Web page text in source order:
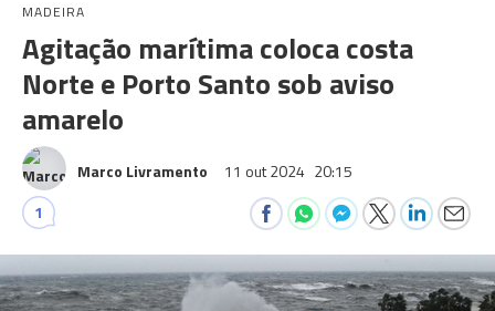
MADEIRA
Agitação marítima coloca costa
Norte e Porto Santo sob aviso
amarelo
Marco Livramento 11 out 2024 20:15
1